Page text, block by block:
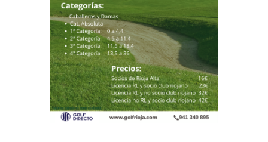
NOTICIAS
HAZTE SOCIO
OFERTAS